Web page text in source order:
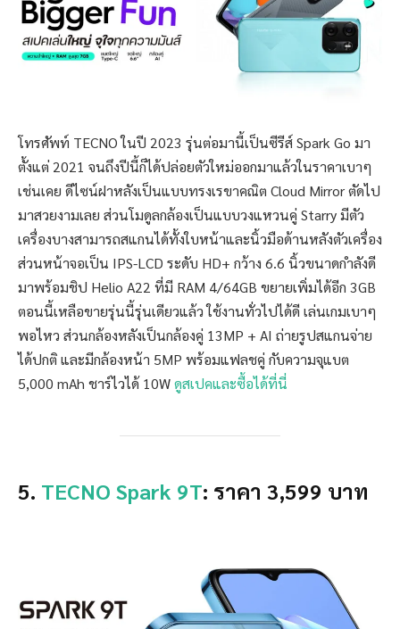
โทรศัพท์ TECNO ในปี 2023 รุ่นต่อมานี้เป็นซีรีส์ Spark Go มา
ตั้งแต่ 2021 จนถึงปีนี้ก็ได้ปล่อยตัวใหม่ออกมาแล้วในราคาเบาๆ
เช่นเคย ดีไซน์ฝาหลังเป็นแบบทรงเรขาคณิต Cloud Mirror ตัดไป
มาสวยงามเลย ส่วนโมดูลกล้องเป็นแบบวงแหวนคู่ Starry มีตัว
เครื่องบางสามารถสแกนได้ทั้งใบหน้าและนิ้วมือด้านหลังตัวเครื่อง
ส่วนหน้าจอเป็น IPS-LCD ระดับ HD+ กว้าง 6.6 นิ้วขนาดกำลังดี
มาพร้อมชิป Helio A22 ที่มี RAM 4/64GB ขยายเพิ่มได้อีก 3GB
ตอนนี้เหลือขายรุ่นนี้รุ่นเดียวแล้ว ใช้งานทั่วไปได้ดี เล่นเกมเบาๆ
พอไหว ส่วนกล้องหลังเป็นกล้องคู่ 13MP + AI ถ่ายรูปสแกนจ่าย
ได้ปกติ และมีกล้องหน้า 5MP พร้อมแฟลชคู่ กับความจุแบต
5,000 mAh ชาร์ไวได้ 10Wดูสเปคและซื้อได้ที่นี่
5. TECNO Spark 9T: ราคา 3,599 บาท